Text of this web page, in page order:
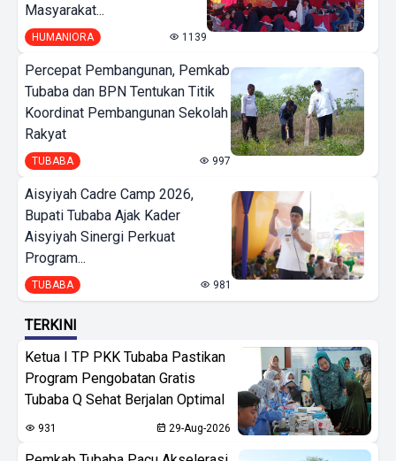
Masyarakat...
HUMANIORA 1139
Percepat Pembangunan, Pemkab
Tubaba dan BPN Tentukan Titik
Koordinat Pembangunan Sekolah
Rakyat
TUBABA 997
Aisyiyah Cadre Camp 2026,
Bupati Tubaba Ajak Kader
Aisyiyah Sinergi Perkuat
Program...
TUBABA 981
TERKINI
Ketua I TP PKK Tubaba Pastikan
Program Pengobatan Gratis
Tubaba Q Sehat Berjalan Optimal
931 29-Aug-2026